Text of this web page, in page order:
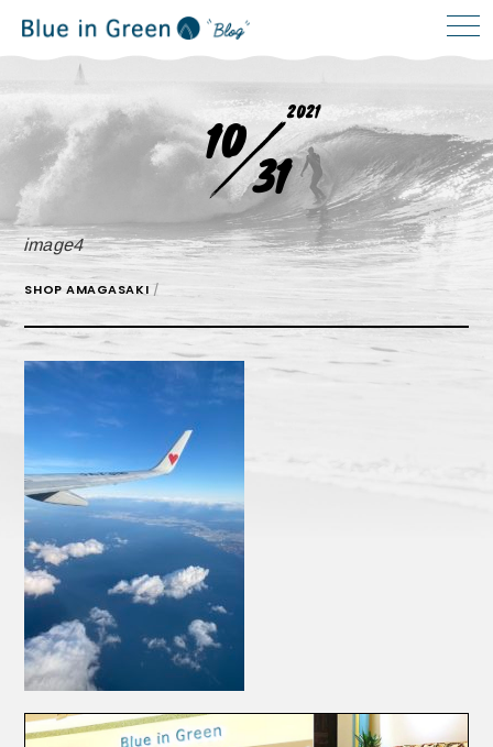
2021
10
31
image4
SHOP AMAGASAKI /